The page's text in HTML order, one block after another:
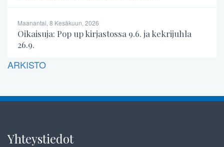
Maanantai, 8 Kesäkuun, 2026
Oikaisuja: Pop up kirjastossa 9.6. ja kekrijuhla
26.9.
ARKISTO
Yhteystiedot